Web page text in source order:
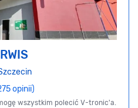
opinii)
wszystkim polecić V-tronic'a.